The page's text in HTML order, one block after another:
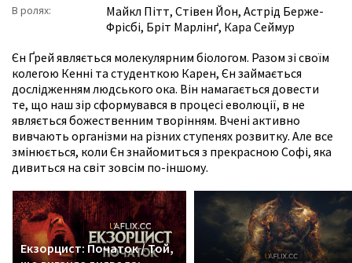
В ролях: Майкл Пітт, Стівен Йон, Астрід Берже-
Фрісбі, Бріт Марлінґ, Кара Сеймур
Єн Ґрей являється молекулярним біологом. Разом зі своїм
колегою Кенні та студенткою Карен, Єн займається
дослідженням людського ока. Він намагається довести
те, що наш зір сформувався в процесі еволюції, в не
являється божественним творінням. Вчені активно
вивчають організми на різних ступенях розвитку. Але все
змінюється, коли Єн знайомиться з прекрасною Софі, яка
дивиться на світ зовсім по-іншому.
Екзорцист: Початок / Той,